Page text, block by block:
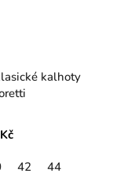
kalhoty
42 44